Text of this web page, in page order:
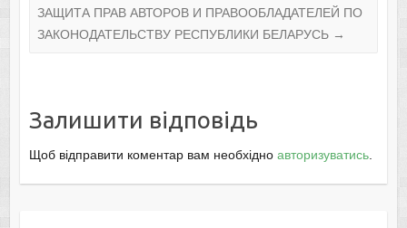
ЗАЩИТА ПРАВ АВТОРОВ И ПРАВООБЛАДАТЕЛЕЙ ПО
ЗАКОНОДАТЕЛЬСТВУ РЕСПУБЛИКИ БЕЛАРУСЬ →
Залишити відповідь
Щоб відправити коментар вам необхідно авторизуватись.